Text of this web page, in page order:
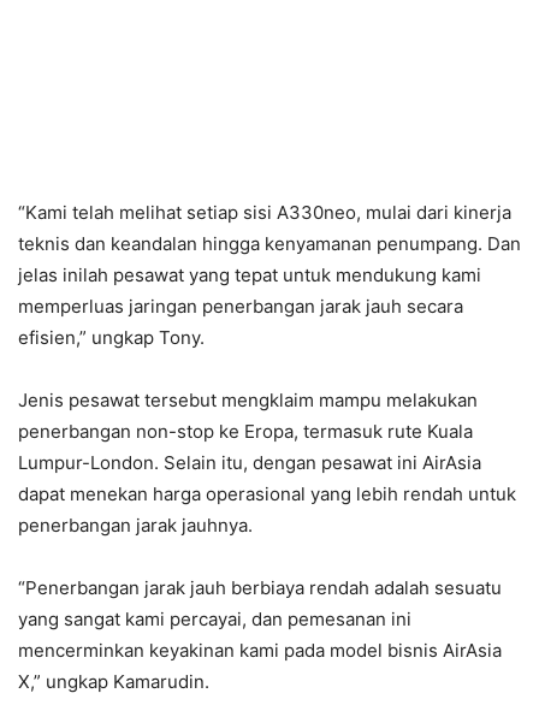
“Kami telah melihat setiap sisi A330neo, mulai dari kinerja
teknis dan keandalan hingga kenyamanan penumpang. Dan
jelas inilah pesawat yang tepat untuk mendukung kami
memperluas jaringan penerbangan jarak jauh secara
efisien,” ungkap Tony.
Jenis pesawat tersebut mengklaim mampu melakukan
penerbangan non-stop ke Eropa, termasuk rute Kuala
Lumpur-London. Selain itu, dengan pesawat ini AirAsia
dapat menekan harga operasional yang lebih rendah untuk
penerbangan jarak jauhnya.
“Penerbangan jarak jauh berbiaya rendah adalah sesuatu
yang sangat kami percayai, dan pemesanan ini
mencerminkan keyakinan kami pada model bisnis AirAsia
X,” ungkap Kamarudin.